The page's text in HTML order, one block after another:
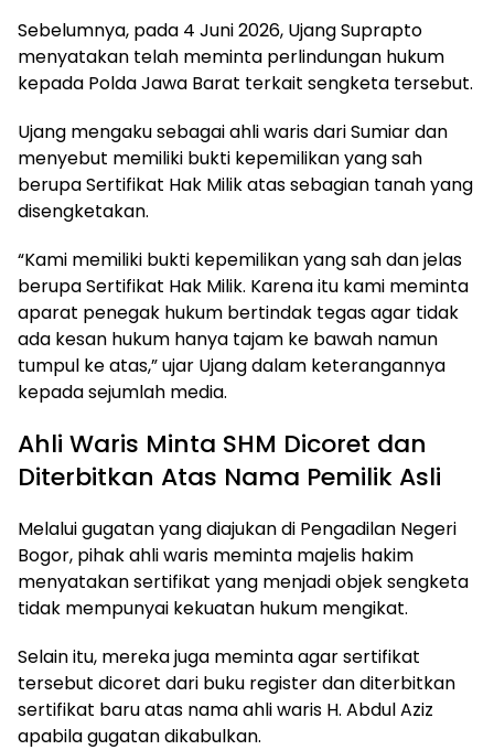
Sebelumnya, pada 4 Juni 2026, Ujang Suprapto
menyatakan telah meminta perlindungan hukum
kepada Polda Jawa Barat terkait sengketa tersebut.
Ujang mengaku sebagai ahli waris dari Sumiar dan
menyebut memiliki bukti kepemilikan yang sah
berupa Sertifikat Hak Milik atas sebagian tanah yang
disengketakan.
“Kami memiliki bukti kepemilikan yang sah dan jelas
berupa Sertifikat Hak Milik. Karena itu kami meminta
aparat penegak hukum bertindak tegas agar tidak
ada kesan hukum hanya tajam ke bawah namun
tumpul ke atas,” ujar Ujang dalam keterangannya
kepada sejumlah media.
Ahli Waris Minta SHM Dicoret dan
Diterbitkan Atas Nama Pemilik Asli
Melalui gugatan yang diajukan di Pengadilan Negeri
Bogor, pihak ahli waris meminta majelis hakim
menyatakan sertifikat yang menjadi objek sengketa
tidak mempunyai kekuatan hukum mengikat.
Selain itu, mereka juga meminta agar sertifikat
tersebut dicoret dari buku register dan diterbitkan
sertifikat baru atas nama ahli waris H. Abdul Aziz
apabila gugatan dikabulkan.